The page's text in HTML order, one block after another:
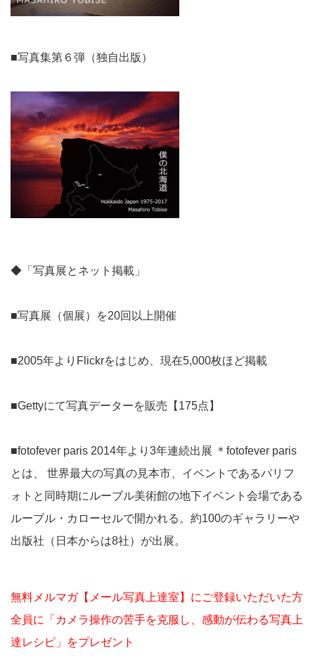
■写真集第６弾（独自出版）
◆「写真展とネット掲載」
■写真展（個展）を20回以上開催
■2005年よりFlickrをはじめ、現在5,000枚ほど掲載
■Gettyにて写真データーを販売【175点】
■fotofever paris 2014年より3年連続出展 ＊fotofever paris
とは、 世界最大の写真の見本市、イベントであるパリフ
ォトと同時期にルーブル美術館の地下イベント会場である
ルーブル・カローセルで開かれる。約100のギャラリーや
出版社（日本からは8社）が出展。
無料メルマガ【メール写真上達室】にご登録いただいた方
全員に「カメラ操作の苦手を克服し、感動が伝わる写真上
達レシピ」をプレゼント